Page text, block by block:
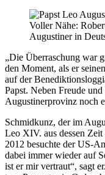
Voller Nähe:
Augustiner in
„Die Überraschung war
den Moment, als er
auf der
Papst. Neben Freude
Augustinerprovinz noch
Schmidkunz, der im
Leo XIV. aus dessen
2012 besuchte der US-
dabei immer wieder auf
ist er mir vertraut“, sagt